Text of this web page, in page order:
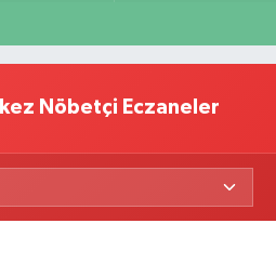
Nöbetçi Eczaneler